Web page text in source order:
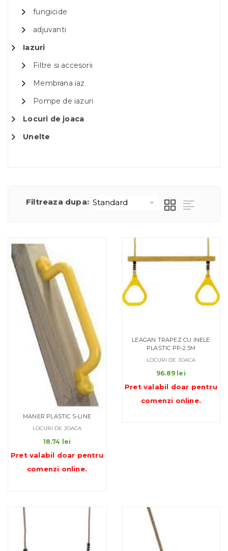
fungicide
adjuvanti
Iazuri
Filtre si accesorii
Membrana iaz
Pompe de iazuri
Locuri de joaca
Unelte
Filtreaza dupa:
MANER PLASTIC S-LINE
LOCURI DE JOACA
18.74 lei
Pret valabil doar pentru
comenzi online.
LEAGAN TRAPEZ CU INELE
PLASTIC PP-2.5M
LOCURI DE JOACA
96.89 lei
Pret valabil doar pentru
comenzi online.